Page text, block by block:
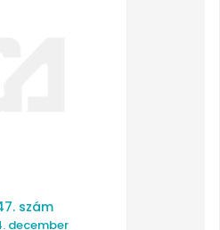
szám
december